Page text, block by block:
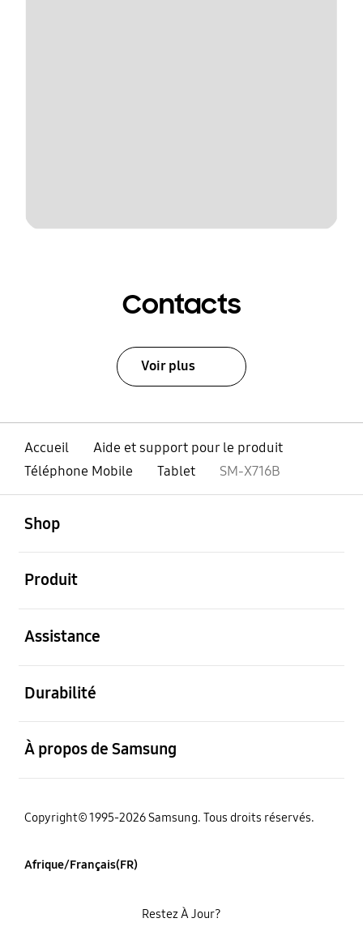
Contacts
Voir plus
Accueil
Aide et support pour le produit
Téléphone Mobile
Tablet SM-X716B
Shop
Produit
Assistance
Durabilité
À propos de Samsung
Copyright© 1995-2026 Samsung. Tous droits réservés.
Afrique/Français(FR)
Restez À Jour?